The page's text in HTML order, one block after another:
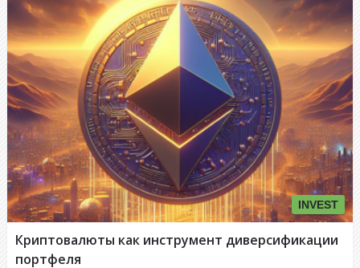
INVEST
Криптовалюты как инструмент диверсификации
портфеля